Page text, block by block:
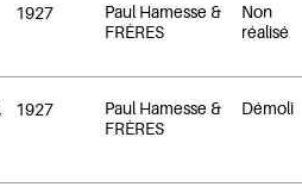
1927
Paul Hamesse &
FRÈRES
Non
réalisé
1927
Paul Hamesse &
FRÈRES
Démoli